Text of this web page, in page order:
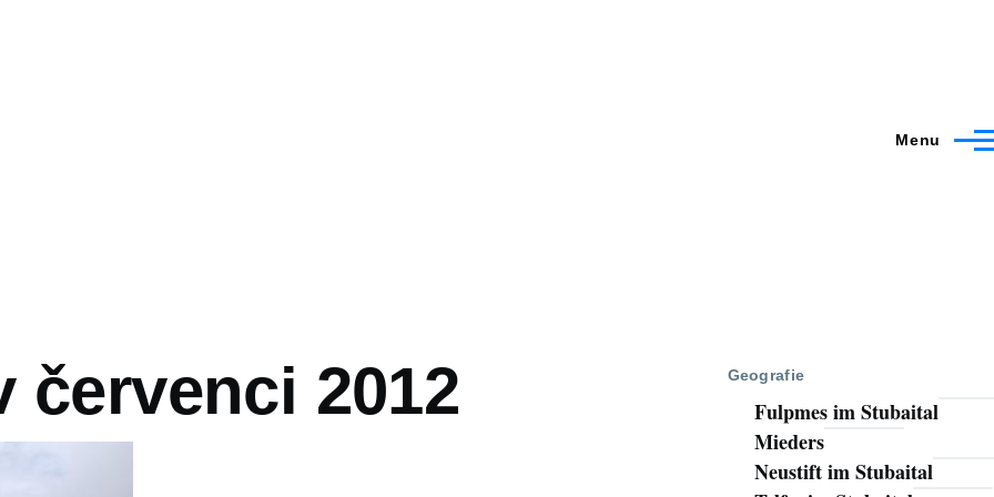
Menu
červenci 2012 Geografie
Fulpmes im Stubaital
Mieders
Neustift im Stubaital